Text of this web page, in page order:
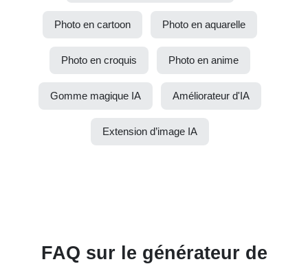
Photo en cartoon Photo en aquarelle
Photo en croquis Photo en anime
Gomme magique IA Améliorateur d'IA
Extension d’image IA
FAQ sur le générateur de